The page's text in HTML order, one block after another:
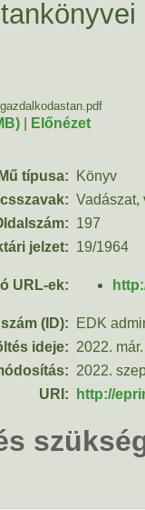
Előnézet
Mű típusa:
Könyv
Vadászat,
197
jelzet: 19/1964
URL-ek:
(ID):
EDK
ideje: 2022.
2022.
URI:
http://